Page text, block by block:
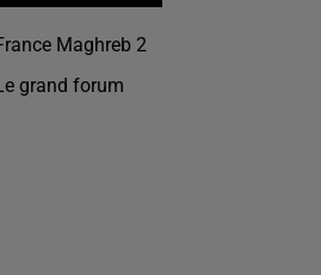
Maghreb 2
grand forum